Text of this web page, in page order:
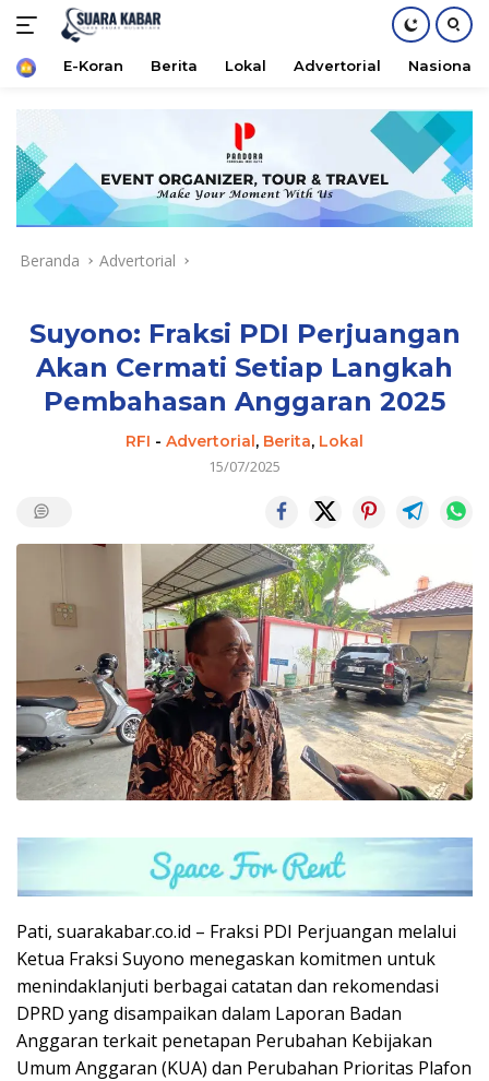
konten
HomeE-Koran Berita Lokal Advertorial Nasional
Beranda Advertorial
Suyono: Fraksi PDI Perjuangan
Akan Cermati Setiap Langkah
Pembahasan Anggaran 2025
RFI - Advertorial, Berita, Lokal
15/07/2025
Pati, suarakabar.co.id – Fraksi PDI Perjuangan melalui
Ketua Fraksi Suyono menegaskan komitmen untuk
menindaklanjuti berbagai catatan dan rekomendasi
DPRD yang disampaikan dalam Laporan Badan
Anggaran terkait penetapan Perubahan Kebijakan
Umum Anggaran (KUA) dan Perubahan Prioritas Plafon